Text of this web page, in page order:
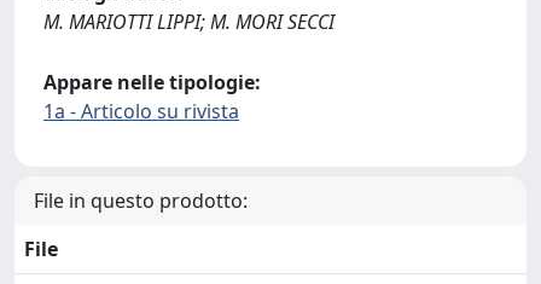
M. MARIOTTI LIPPI; M. MORI SECCI
Appare nelle tipologie:
1a - Articolo su rivista
File in questo prodotto:
File